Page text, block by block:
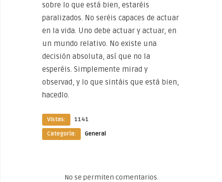
sobre lo que está bien, estaréis
paralizados. No seréis capaces de actuar
en la vida. Uno debe actuar y actuar, en
un mundo relativo. No existe una
decisión absoluta, así que no la
esperéis. Simplemente mirad y
observad, y lo que sintáis que está bien,
hacedlo.
Vistas:
1141
Categoría:
General
No se permiten comentarios.